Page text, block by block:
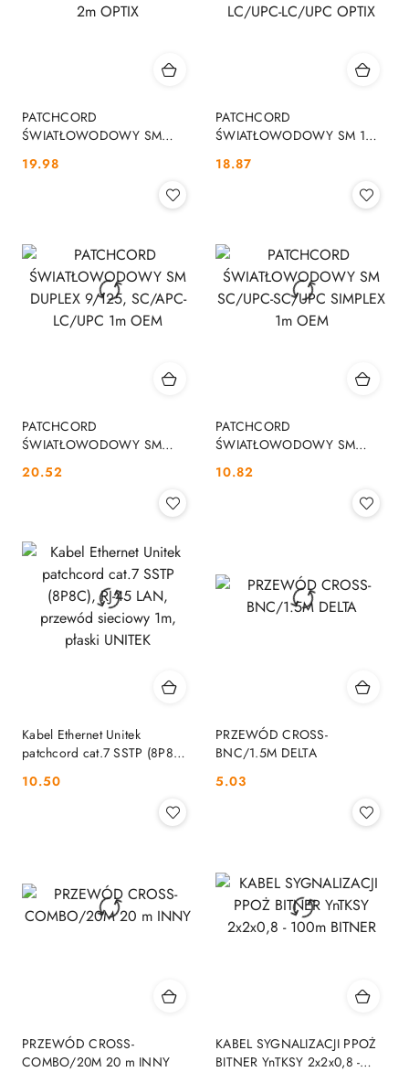
PATCHCORD
ŚWIATŁOWODOWY SM
2m OPTIX
Cena:
19.98
PATCHCORD
ŚWIATŁOWODOWY SM 1M
LC/UPC OPTIX
Cena:
18.87
PATCHCORD
ŚWIATŁOWODOWY SM
LC/UPC 1m OEM
Cena:
20.52
PATCHCORD
ŚWIATŁOWODOWY SM
1m OEM
Cena:
10.82
Kabel Ethernet Unitek
patchcord cat.7 SSTP (8P8C),
1m, płaski UNITEK
Cena:
10.50
PRZEWÓD CROSS-
BNC/1.5M DELTA
Cena:
5.03
PRZEWÓD CROSS-
COMBO/20M 20 m INNY
KABEL SYGNALIZACJI PPOŻ
BITNER YnTKSY 2x2x0,8 -